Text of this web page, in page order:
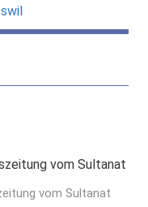
vom Sultanat